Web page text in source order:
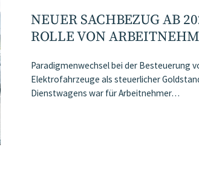
NEUER SACHBEZUG AB
ROLLE VON
Paradigmenwechsel bei der Besteuerung
Elektrofahrzeuge als steuerlicher
Dienstwagens war für Arbeitnehmer…